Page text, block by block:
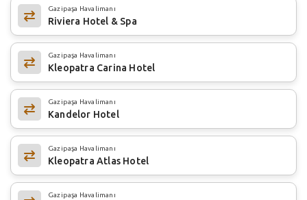
Gazipaşa Havalimanı
Riviera Hotel & Spa
Gazipaşa Havalimanı
Kleopatra Carina Hotel
Gazipaşa Havalimanı
Kandelor Hotel
Gazipaşa Havalimanı
Kleopatra Atlas Hotel
Gazipaşa Havalimanı